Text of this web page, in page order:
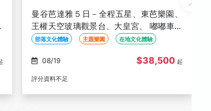
曼谷芭達雅５日－爽泰莊園8合1×騎大象×
潑水、東芭樂園、暹羅公主號人妖秀+啤酒
暢飲、水流蝦海鮮BBQ、無購物
在地文化體驗 線上旅展
$23,800 起
評分資料不足